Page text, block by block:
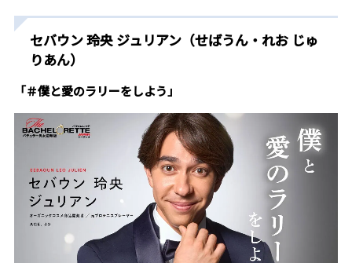
セバウン 玲央 ジュリアン（せばうん・れお じゅ
りあん）
「＃僕と愛のラリーをしよう」